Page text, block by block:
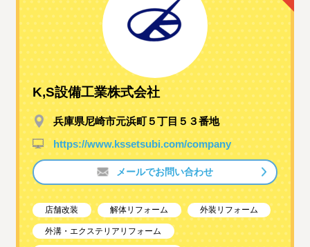
K,S設備工業株式会社
兵庫県尼崎市元浜町５丁目５３番地
https://www.kssetsubi.com/company
メールでお問い合わせ
店舗改装 解体リフォーム 外装リフォーム
外溝・エクステリアリフォーム